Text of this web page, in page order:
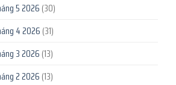
5 2026 (30)
4 2026 (31)
3 2026 (13)
2 2026 (13)